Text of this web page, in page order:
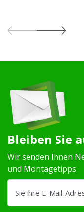
Bleiben Sie
Wir senden Ihnen
und Montagetipps